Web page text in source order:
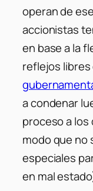
operan de
accionistas
en base a la
reflejos libres
a condenar
proceso a los
modo que no
especiales
en mal